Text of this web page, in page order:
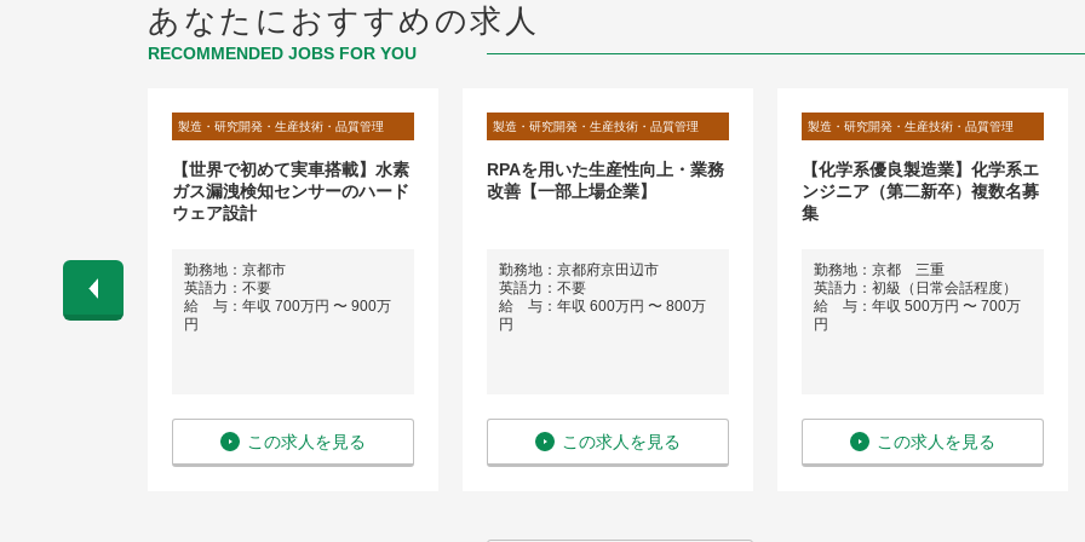
あなたにおすすめの求人
RECOMMENDED JOBS FOR YOU
製造・研究開発・生産技術・品質管理
【世界で初めて実車搭載】水素
ガス漏洩検知センサーのハード
ウェア設計
勤務地：京都市
英語力：不要
給 与：年収 700万円 〜 900万
円
この求人を見る
製造・研究開発・生産技術・品質管理
RPAを用いた生産性向上・業務
改善【一部上場企業】
勤務地：京都府京田辺市
英語力：不要
給 与：年収 600万円 〜 800万
円
この求人を見る
製造・研究開発・生産技術・品質管理
【化学系優良製造業】化学系エ
ンジニア（第二新卒）複数名募
集
勤務地：京都 三重
英語力：初級（日常会話程度）
給 与：年収 500万円 〜 700万
円
この求人を見る